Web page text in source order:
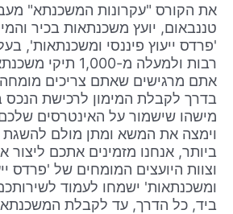
את הקורס "עקרונות המשכנתא"
טננבאום, יועץ משכנתאות בכיר
'פרדס ייעוץ פיננסי ומשכנתאות',
רבות ולמעלה מ-
אתם מרגישים שאתם צריכים
בדרך לקבלת המימון לרכישת הנכס
מישהו שישמור על האינטרסים
וימצה את המשא ומתן מולם להשגת
ביותר, אנחנו מזמינים אתכם ליצור
וצוות היועצים המומחים של 'פרדס
ומשכנתאות' ישמחו לעמוד
ביד, כל הדרך, עד לקבלת